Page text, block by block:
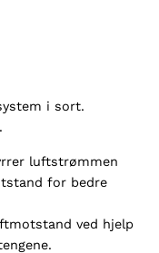
i sort.
luftstrømmen
for bedre
ved hjelp